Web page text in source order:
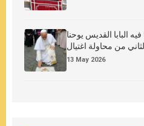
البابا القديس يوحنا
من محاولة اغتيال
13 May 2026